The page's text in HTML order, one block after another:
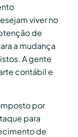
viver no
de
a mudança
A gente
contábil e
por
para
de